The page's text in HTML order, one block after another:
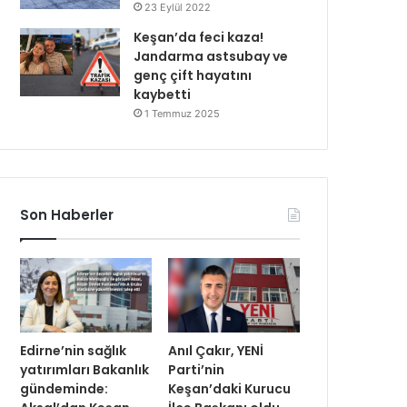
23 Eylül 2022
Keşan’da feci kaza!
Jandarma astsubay ve
genç çift hayatını
kaybetti
1 Temmuz 2025
Son Haberler
Edirne’nin sağlık
yatırımları Bakanlık
gündeminde:
Anıl Çakır, YENİ
Parti’nin
Keşan’daki Kurucu